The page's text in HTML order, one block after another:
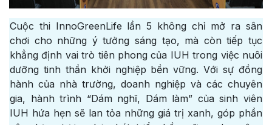
Cuộc thi InnoGreenLife lần 5 không chỉ mở ra sân
chơi cho những ý tưởng sáng tạo, mà còn tiếp tục
khẳng định vai trò tiên phong của IUH trong việc nuôi
dưỡng tinh thần khởi nghiệp bền vững. Với sự đồng
hành của nhà trường, doanh nghiệp và các chuyên
gia, hành trình “Dám nghĩ, Dám làm” của sinh viên
IUH hứa hẹn sẽ lan tỏa những giá trị xanh, góp phần